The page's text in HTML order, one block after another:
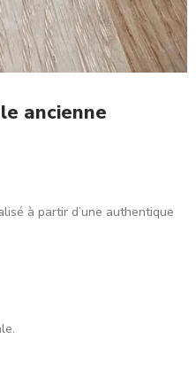
ancienne
à partir d’une authentique